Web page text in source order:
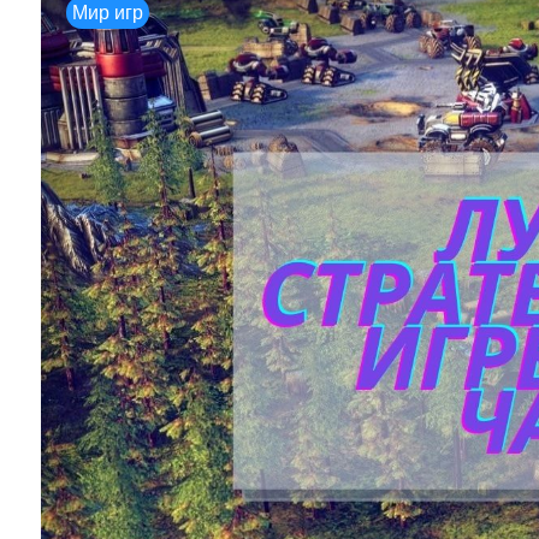
Мир игр